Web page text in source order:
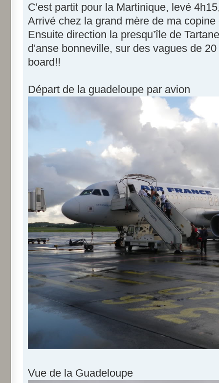
C'est partit pour la Martinique, levé
Arrivé chez la grand mère de ma copine
Ensuite direction la presqu’île de
d'anse bonneville, sur des vagues de
board!!
Départ de la guadeloupe par avion
Vue de la Guadeloupe